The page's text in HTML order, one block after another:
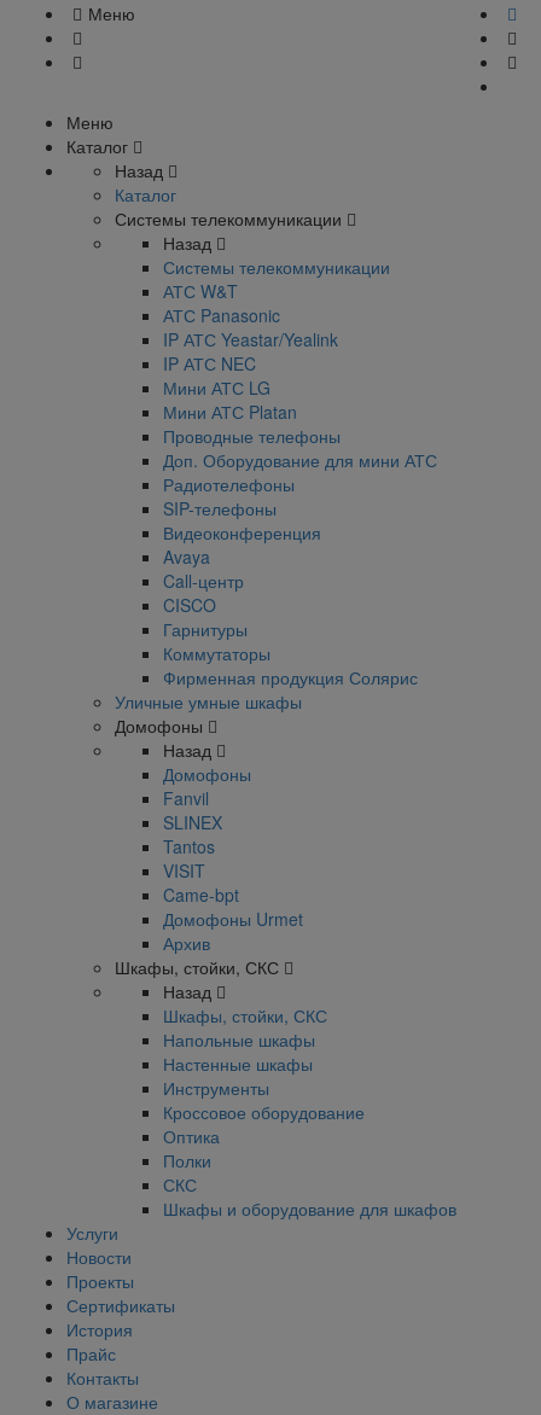
Меню
Меню
Каталог
Назад
Каталог
Системы телекоммуникации
Назад
Системы телекоммуникации
АТС W&T
АТС Panasonic
IP АТС Yeastar/Yealink
IP АТС NEC
Мини АТС LG
Мини АТС Platan
Проводные телефоны
Доп. Оборудование для мини АТС
Радиотелефоны
SIP-телефоны
Видеоконференция
Avaya
Call-центр
CISCO
Гарнитуры
Коммутаторы
Фирменная продукция Солярис
Уличные умные шкафы
Домофоны
Назад
Домофоны
Fanvil
SLINEX
Tantos
VISIT
Came-bpt
Домофоны Urmet
Архив
Шкафы, стойки, СКС
Назад
Шкафы, стойки, СКС
Напольные шкафы
Настенные шкафы
Инструменты
Кроссовое оборудование
Оптика
Полки
СКС
Шкафы и оборудование для шкафов
Услуги
Новости
Проекты
Сертификаты
История
Прайс
Контакты
О магазине